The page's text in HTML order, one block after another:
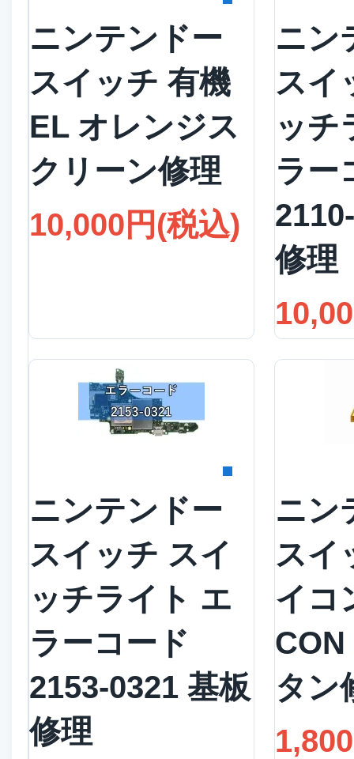
ニンテンドー
スイッチ 有機
EL オレンジス
クリーン修理
10,000円(税込)
ニン
スイ
ッチ
ラー
修理
ニンテンドー
スイッチ スイ
ッチライト エ
ラーコード
2153-0321 基板
修理
ニン
スイ
イコ
CON
タン